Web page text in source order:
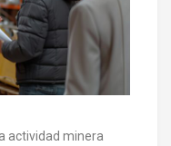
actividad minera